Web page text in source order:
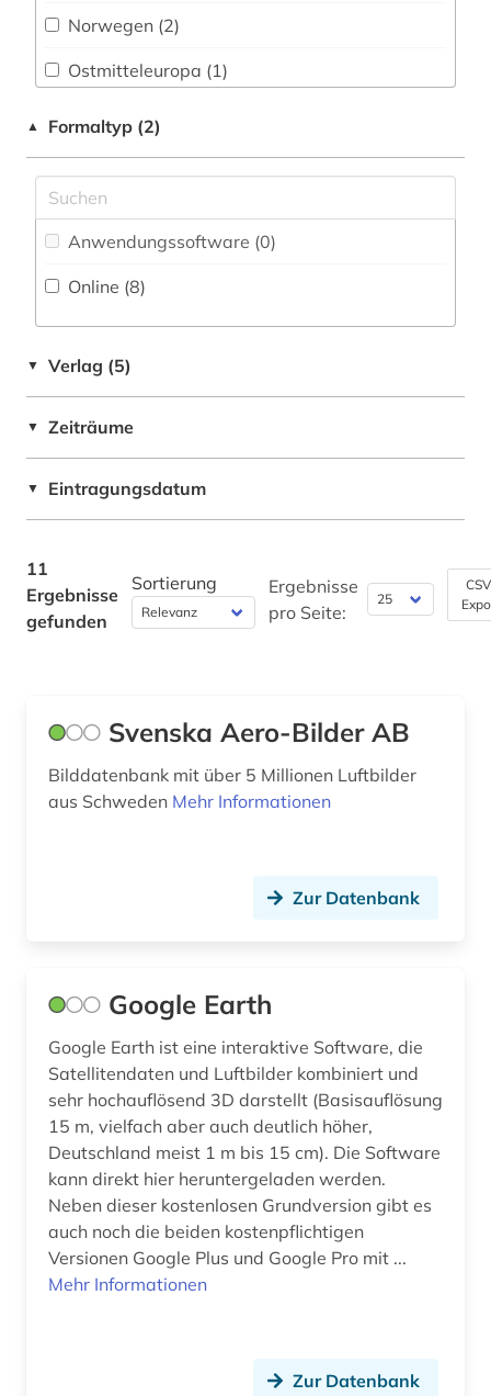
Philosophie (0)
Physik (0)
Politologie (0)
Psychologie (0)
Rechtswissenschaft (0)
Sport (0)
Virtuelle Fachbibliotheken (0)
Museumswesen (0)
Norwegen (2)
Ostmitteleuropa (1)
Saarland (1)
Schweden (1)
▲ Formaltyp (2)
Anwendungssoftware (0)
Online (8)
▼ Verlag (5)
▼ Zeiträume
▼ Eintragungsdatum
11
Ergebnisse
gefunden
Sortierung
Ergebnisse
pro Seite:
Svenska Aero-Bilder AB
Bilddatenbank mit über 5 Millionen Luftbilder
aus Schweden Mehr Informationen
Zur Datenbank
Google Earth
Google Earth ist eine interaktive Software, die
Satellitendaten und Luftbilder kombiniert und
sehr hochauflösend 3D darstellt (Basisauflösung
15 m, vielfach aber auch deutlich höher,
Deutschland meist 1 m bis 15 cm). Die Software
kann direkt hier heruntergeladen werden.
Neben dieser kostenlosen Grundversion gibt es
auch noch die beiden kostenpflichtigen
Versionen Google Plus und Google Pro mit ...
Mehr Informationen
Zur Datenbank